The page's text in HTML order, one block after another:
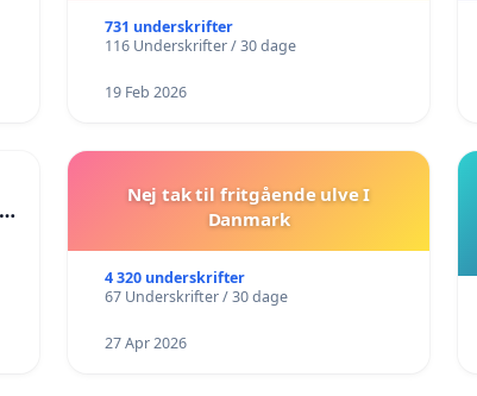
731 underskrifter
116 Underskrifter / 30 dage
19 Feb 2026
Nej tak til fritgående ulve I
Danmark
4 320 underskrifter
67 Underskrifter / 30 dage
27 Apr 2026